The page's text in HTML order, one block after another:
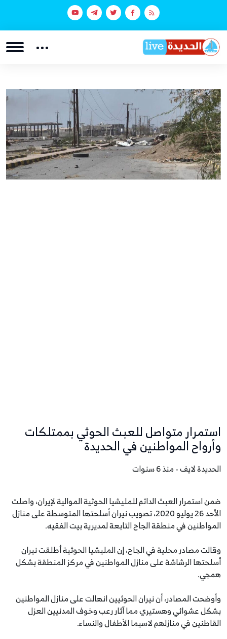
استمرار متواصل للعبث الحوثي بممتلكات
وأرواح المواطنين في الحديدة
الحديدة لايف - منذ 6 سنوات
ضمن استمرار العبث الدائم للمليشيا الحوثية الموالية لإيران، واصلت
الأحد 26 يوليو 2020، تصويب نيران أسلحتها المتوسطة على منازل
المواطنين في منطقة الجاح التابعة لمديرية بيت الفقيه.
وقالت مصادر محلية في الجاح، إن المليشيا الحوثية أطلقت نيران
أسلحتها الرشاشة على منازل المواطنين في مركز المنطقة بشكل
همجي.
وأوضحت المصادر، أن نيران الحوثيين انهالت على منازل المواطنين
بشكل عشوائي وهستيري مما آثار رعب وخوف المدنيين العزل
القاطنين في منازلهم لاسيما الأطفال والنساء.